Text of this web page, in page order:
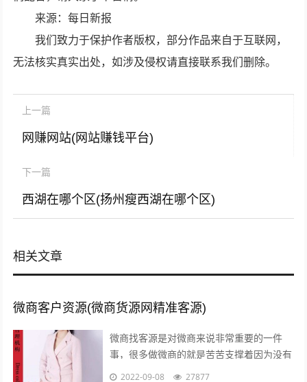
来源：每日新报
我们致力于保护作者版权，部分作品来自于互联网，
无法核实真实出处，如涉及侵权请直接联系我们删除。
上一篇
网赚网站(网站赚钱平台)
下一篇
西湖在哪个区(扬州瘦西湖在哪个区)
相关文章
微商客户资源(微商货源网精准客源)
微商找客源是对微商来说非常重要的一件
事，很多做微商的就是苦苦支撑着因为没有
客源，微商如何找客源一直是一个不衰的话
2022-09-08 27877